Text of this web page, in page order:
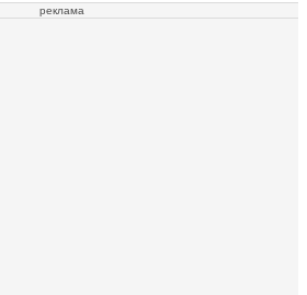
реклама